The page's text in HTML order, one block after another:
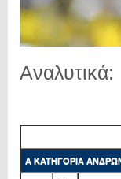
Αναλυτικά:
Α ΚΑΤΗΓΟΡΙΑ ΑΝΔΡΩΝ